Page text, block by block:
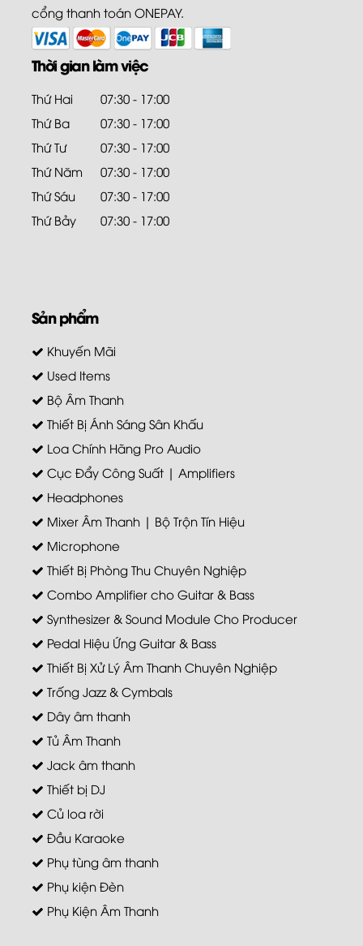
cổng thanh toán ONEPAY.
Thời gian làm việc
Thứ Hai
07:30 - 17:00
Thứ Ba
07:30 - 17:00
Thứ Tư
07:30 - 17:00
Thứ Năm
07:30 - 17:00
Thứ Sáu
07:30 - 17:00
Thứ Bảy
07:30 - 17:00
Sản phẩm
Khuyến Mãi
Used Items
Bộ Âm Thanh
Thiết Bị Ánh Sáng Sân Khấu
Loa Chính Hãng Pro Audio
Cục Đẩy Công Suất | Amplifiers
Headphones
Mixer Âm Thanh | Bộ Trộn Tín Hiệu
Microphone
Thiết Bị Phòng Thu Chuyên Nghiệp
Combo Amplifier cho Guitar & Bass
Synthesizer & Sound Module Cho Producer
Pedal Hiệu Ứng Guitar & Bass
Thiết Bị Xử Lý Âm Thanh Chuyên Nghiệp
Trống Jazz & Cymbals
Dây âm thanh
Tủ Âm Thanh
Jack âm thanh
Thiết bị DJ
Củ loa rời
Đầu Karaoke
Phụ tùng âm thanh
Phụ kiện Đèn
Phụ Kiện Âm Thanh